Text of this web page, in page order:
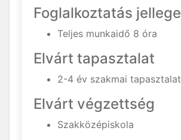
Foglalkoztatás jellege
Teljes munkaidő 8 óra
Elvárt tapasztalat
2-4 év szakmai tapasztalat
Elvárt végzettség
Szakközépiskola